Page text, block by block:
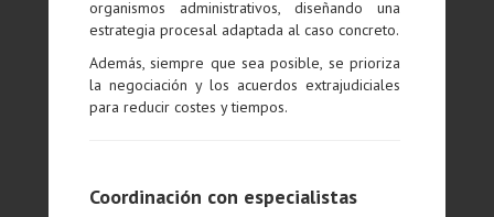
organismos administrativos, diseñando una
estrategia procesal adaptada al caso concreto.
Además, siempre que sea posible, se prioriza
la negociación y los acuerdos extrajudiciales
para reducir costes y tiempos.
Coordinación con especialistas